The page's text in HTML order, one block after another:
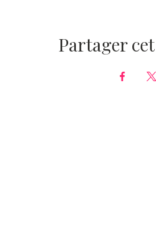
Partager